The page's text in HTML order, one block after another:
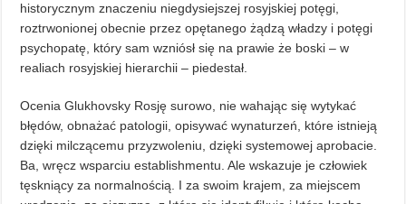
historycznym znaczeniu niegdysiejszej rosyjskiej potęgi,
roztrwonionej obecnie przez opętanego żądzą władzy i potęgi
psychopatę, który sam wzniósł się na prawie że boski – w
realiach rosyjskiej hierarchii – piedestał.
Ocenia Glukhovsky Rosję surowo, nie wahając się wytykać
błędów, obnażać patologii, opisywać wynaturzeń, które istnieją
dzięki milczącemu przyzwoleniu, dzięki systemowej aprobacie.
Ba, wręcz wsparciu establishmentu. Ale wskazuje je człowiek
tęskniący za normalnością. I za swoim krajem, za miejscem